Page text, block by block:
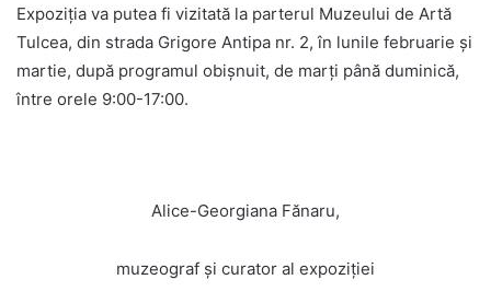
Expoziția va putea fi vizitată la parterul Muzeului de Artă
Tulcea, din strada Grigore Antipa nr. 2, în lunile februarie și
martie, după programul obișnuit, de marți până duminică,
între orele 9:00-17:00.
Alice-Georgiana Fănaru,
muzeograf și curator al expoziției